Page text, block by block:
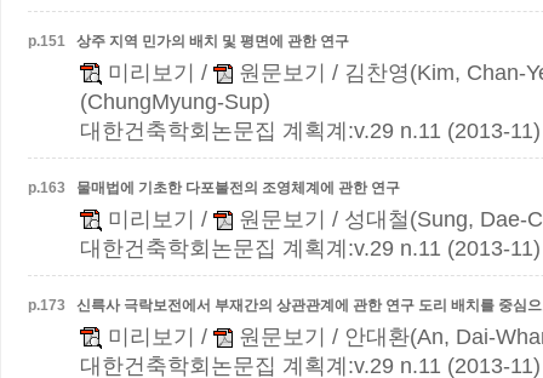
p.151 상주 지역 민가의 배치 및 평면에 관한 연구
미리보기 / 원문보기
/ 김찬영(Kim, Chan-
(ChungMyung-Sup)
대한건축학회논문집 계획계:v.29 n.11 (2013-11)
p.163 물매법에 기초한 다포불전의 조영체계에 관한 연구
미리보기 / 원문보기
/ 성대철(Sung, Dae-
대한건축학회논문집 계획계:v.29 n.11 (2013-11)
p.173 신륵사 극락보전에서 부재간의 상관관계에 관한 연구 도리 배치를 중심
미리보기 / 원문보기
/ 안대환(An, Dai-
대한건축학회논문집 계획계:v.29 n.11 (2013-11)